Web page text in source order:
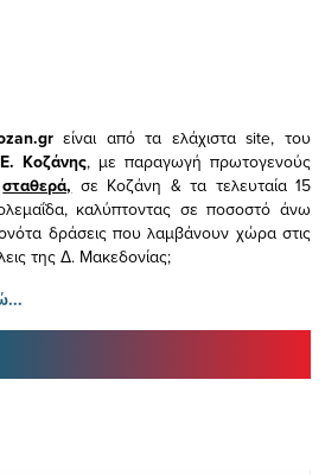
είναι από τα ελάχισταsite, του
Κοζάνης, με παραγωγή πρωτογενούς
σταθερά, σε Κοζάνη & τα τελευταία 15
καλύπτοντας σε ποσοστό άνω
δράσεις που λαμβάνουν χώρα στις
της Δ. Μακεδονίας;